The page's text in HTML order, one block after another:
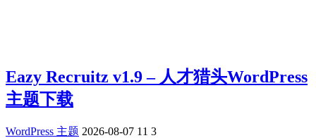
Eazy Recruitz v1.9 – 人才猎头WordPress
主题下载
WordPress 主题 2026-08-07 11 3